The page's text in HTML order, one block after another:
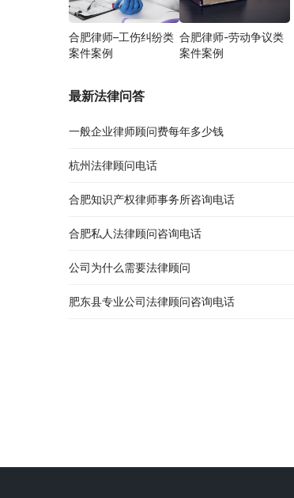
合肥律师–工伤纠纷类
案件案例
合肥律师-劳动争议类
案件案例
最新法律问答
一般企业律师顾问费每年多少钱
杭州法律顾问电话
合肥知识产权律师事务所咨询电话
合肥私人法律顾问咨询电话
公司为什么需要法律顾问
肥东县专业公司法律顾问咨询电话